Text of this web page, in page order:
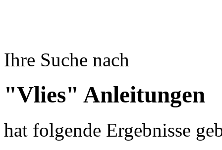
Ihre Suche nach
"Vlies" Anleitungen
hat folgende Ergebnisse